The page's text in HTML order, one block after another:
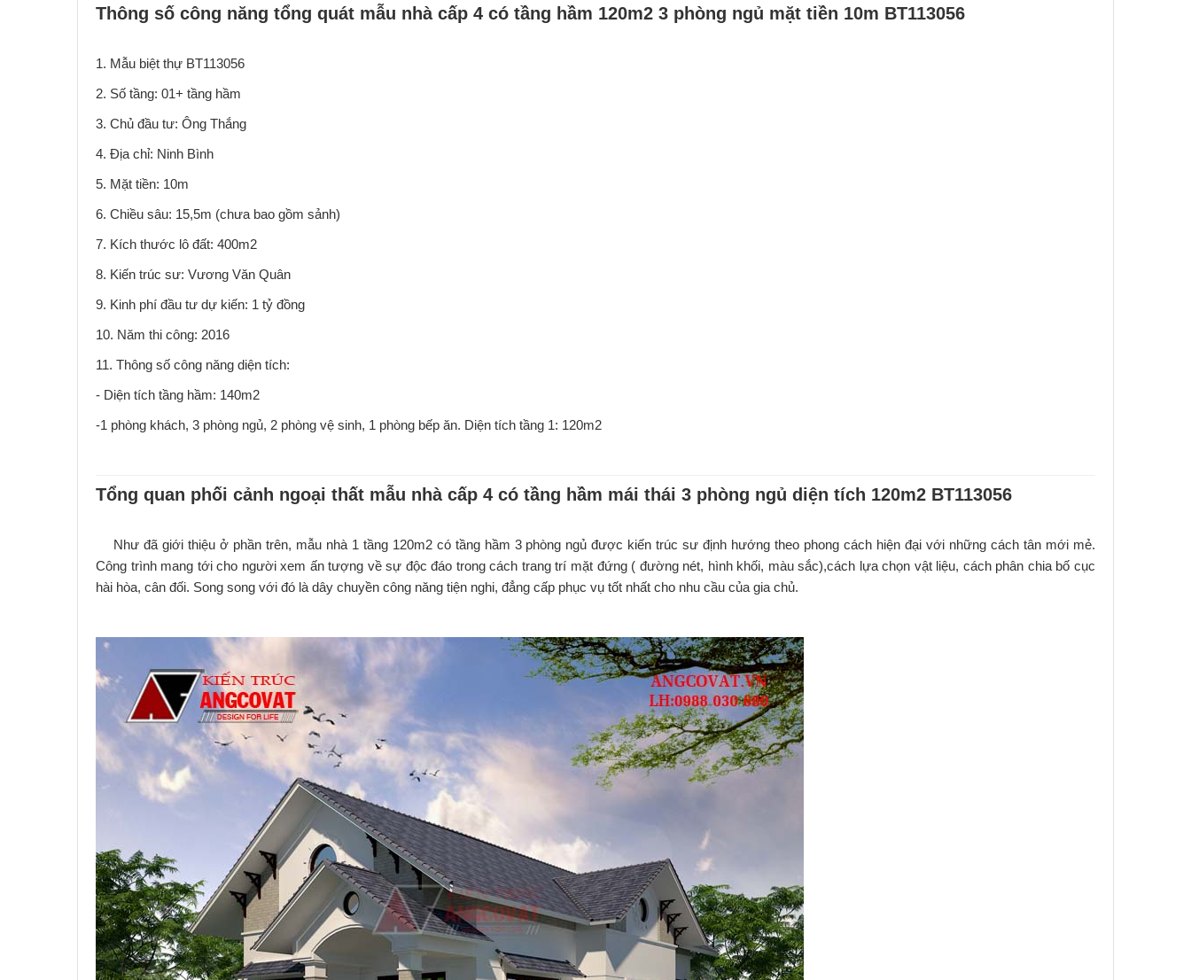
Thông số công năng tổng quát mẫu nhà cấp 4 có tầng hầm 120m2 3 phòng ngủ mặt tiền 10m BT113056
1. Mẫu biệt thự BT113056
2. Số tầng: 01+ tầng hầm
3. Chủ đầu tư: Ông Thắng
4. Địa chỉ: Ninh Bình
5. Mặt tiền: 10m
6. Chiều sâu: 15,5m (chưa bao gồm sảnh)
7. Kích thước lô đất: 400m2
8. Kiến trúc sư: Vương Văn Quân
9. Kinh phí đầu tư dự kiến: 1 tỷ đồng
10. Năm thi công: 2016
11. Thông số công năng diện tích:
- Diện tích tầng hầm: 140m2
-1 phòng khách, 3 phòng ngủ, 2 phòng vệ sinh, 1 phòng bếp ăn. Diện tích tầng 1: 120m2
Tổng quan phối cảnh ngoại thất mẫu nhà cấp 4 có tầng hầm mái thái 3 phòng ngủ diện tích 120m2 BT113056
Như đã giới thiệu ở phần trên, mẫu nhà 1 tầng 120m2 có tầng hầm 3 phòng ngủ được kiến trúc sư định hướng theo phong cách hiện đại với những cách tân mới mẻ.
Công trình mang tới cho người xem ấn tượng về sự độc đáo trong cách trang trí mặt đứng ( đường nét, hình khối, màu sắc),cách lựa chọn vật liệu, cách phân chia bố cục
hài hòa, cân đối. Song song với đó là dây chuyền công năng tiện nghi, đẳng cấp phục vụ tốt nhất cho nhu cầu của gia chủ.